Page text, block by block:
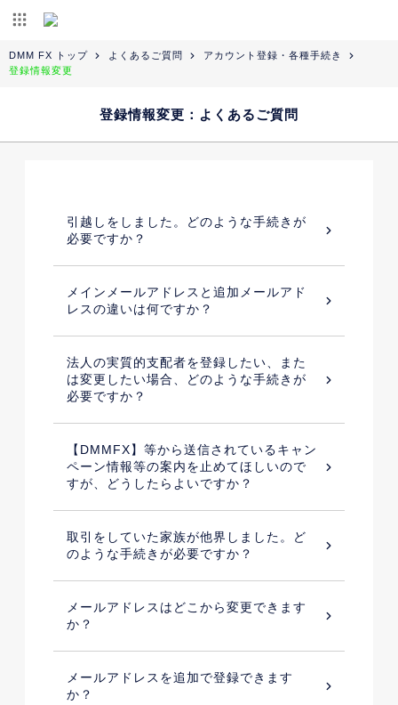
DMM FX トップ よくあるご質問
アカウント登録・各種手続き
登録情報変更
登録情報変更：よくあるご質問
引越しをしました。どのような手続きが
必要ですか？
メインメールアドレスと追加メールアド
レスの違いは何ですか？
法人の実質的支配者を登録したい、また
は変更したい場合、どのような手続きが
必要ですか？
【DMMFX】等から送信されているキャン
ペーン情報等の案内を止めてほしいので
すが、どうしたらよいですか？
取引をしていた家族が他界しました。ど
のような手続きが必要ですか？
メールアドレスはどこから変更できます
か？
メールアドレスを追加で登録できます
か？